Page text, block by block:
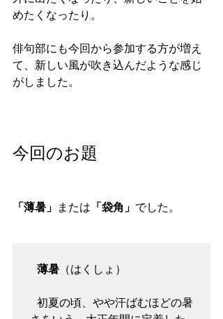
めたくなったり。
俳句部にも今回から参加する方が増え
て、新しい風が吹き込んだような感じ
がしました。
今回のお題
「薄暑」 または 「袋角」 でした。
薄暑 （はくしょ）